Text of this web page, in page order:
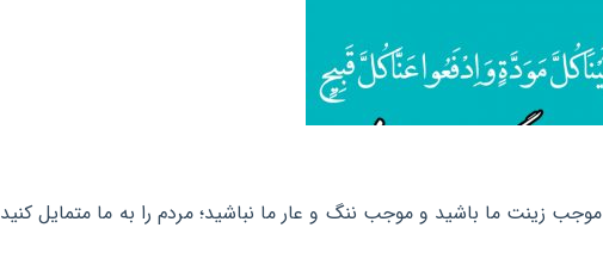
زینت ما باشید و موجب ننگ و عار ما نباشید؛ مردم را به ما متمایل کنید